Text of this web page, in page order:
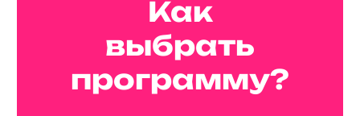
Как
выбрать
программу?